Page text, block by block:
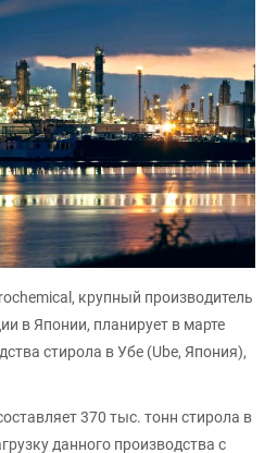
крупный производитель
в Японии, планирует в марте
стирола в Убе (Ube, Япония),
370 тыс. тонн стирола в
данного производства с